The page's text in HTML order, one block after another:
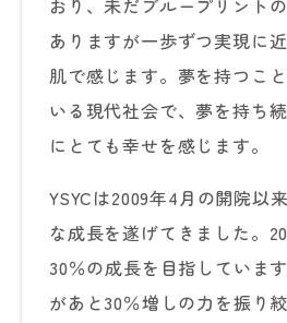
おり、未だブループリント
ありますが一歩ずつ実現に
肌で感じます。夢を持つこ
いる現代社会で、夢を持ち
にとても幸せを感じます。
YSYCは2009年4月の開院以
な成長を遂げてきました。
30％の成長を目指していま
があと30％増しの力を振り